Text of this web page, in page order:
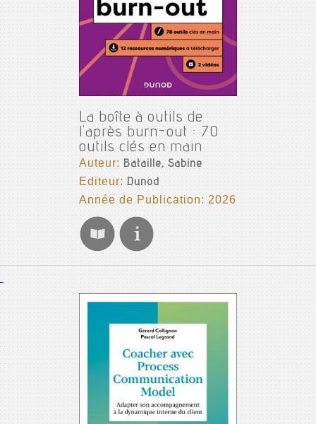
La boîte à outils de
l'après burn-out : 70
outils clés en main
Auteur:Bataille, Sabine
Editeur: Dunod
Année de Publication: 2026